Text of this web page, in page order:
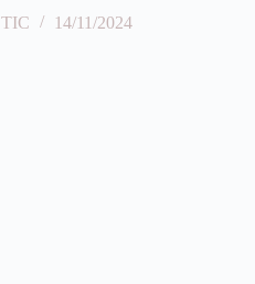
14/11/2024